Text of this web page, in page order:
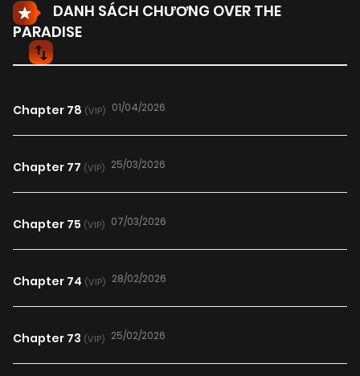
DANH SÁCH CHƯƠNG OVER THE
PARADISE
Chapter 78 (VIP) 01/04/2026
Chapter 77 (VIP) 25/03/2026
Chapter 75 (VIP) 07/03/2026
Chapter 74 (VIP) 28/02/2026
Chapter 73 (VIP) 25/02/2026